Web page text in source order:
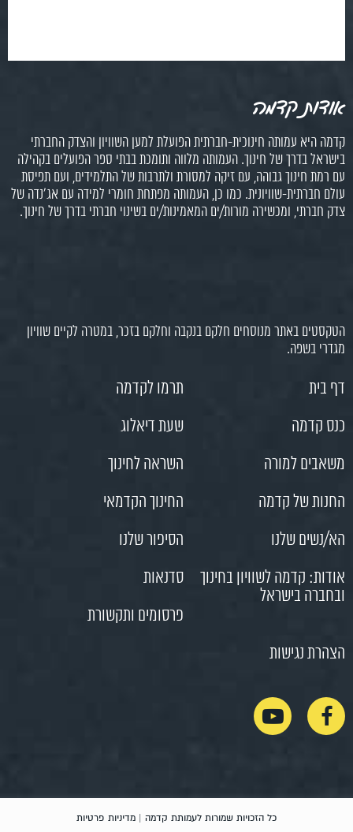
אודות קדמה
קדמה היא עמותה חינוכית-חברתית הפועלת למען השוויון והצדק החברתי
בישראל בדרך של חינוך. העמותה מלווה ותומכת בבתי ספר הפועלים בקהילה
עם רמת חינוך גבוהה, עם זיקה למסורת ולתרבות של התלמידים, ועם תפיסת
עולם חברתית-שוויונית. כמו כן, העמותה מפתחת חומרי למידה עם אג'נדה של
צדק חברתי, ומכשירה מורות/ים המאמינות/ים בשינוי חברתי בדרך של חינוך.
הטקסטים באתר מנוסחים חלקם בנקבה וחלקם בזכר, במטרה לקיים שוויון
מגדרי בשפה.
דף בית
תרמו לקדמה
כנס קדמה
שעת דיאלוג
משאבים למורה
השראה לחינוך
החנות של קדמה
החינוך הקדמאי
הא/נשים שלנו
הסיפור שלנו
אודות: קדמה לשוויון בחינוך
ובחברה בישראל
סדנאות
פרסומים ותקשורת
הצהרת נגישות
כל הזכויות שמורות לעמותת קדמה | מדיניות פרטיות